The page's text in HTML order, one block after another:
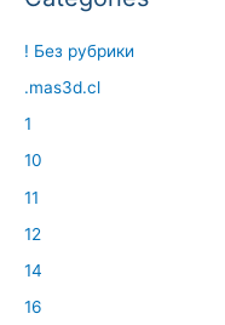
! Без рубрики
.mas3d.cl
1
10
11
12
14
16